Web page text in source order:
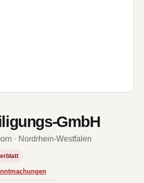
GmbH
· Nordrhein-Westfalen